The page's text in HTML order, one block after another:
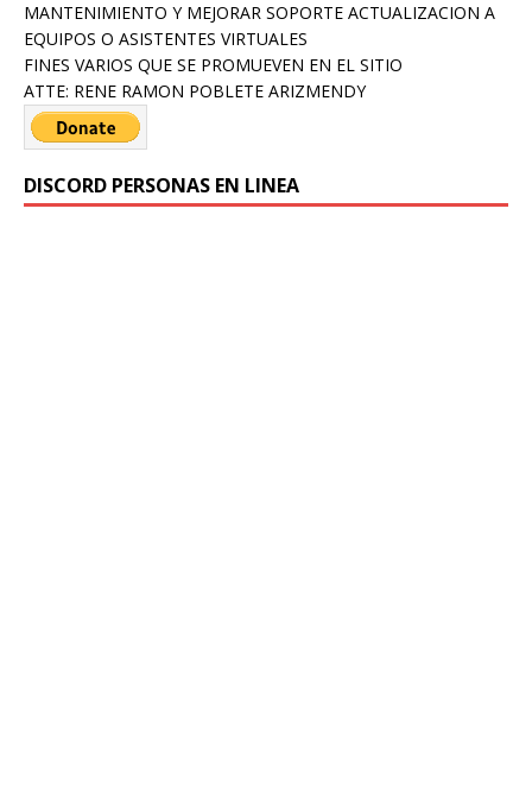
MANTENIMIENTO Y MEJORAR SOPORTE ACTUALIZACION A
EQUIPOS O ASISTENTES VIRTUALES
FINES VARIOS QUE SE PROMUEVEN EN EL SITIO
ATTE: RENE RAMON POBLETE ARIZMENDY
DISCORD PERSONAS EN LINEA